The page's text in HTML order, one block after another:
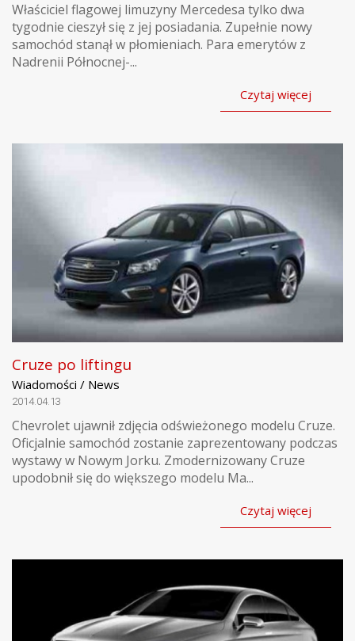
Właściciel flagowej limuzyny Mercedesa tylko dwa
tygodnie cieszył się z jej posiadania. Zupełnie nowy
samochód stanął w płomieniach. Para emerytów z
Nadrenii Północnej-...
Czytaj więcej
Cruze po liftingu
Wiadomości / News
2014.04.13
Chevrolet ujawnił zdjęcia odświeżonego modelu Cruze.
Oficjalnie samochód zostanie zaprezentowany podczas
wystawy w Nowym Jorku. Zmodernizowany Cruze
upodobnił się do większego modelu Ma...
Czytaj więcej